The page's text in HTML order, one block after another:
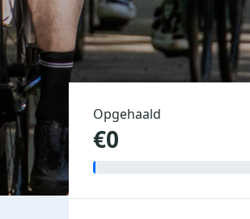
Opgehaald
€0